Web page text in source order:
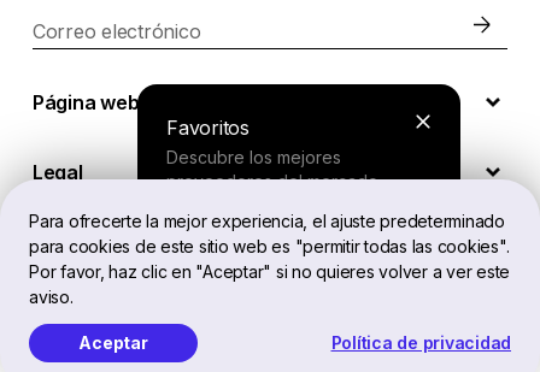
Para ofrecerte la mejor experiencia, el ajuste predeterminado
para cookies de este sitio web es "permitir todas las cookies".
Por favor, haz clic en "Aceptar" si no quieres volver a ver este
aviso.
Aceptar Política de privacidad
Favoritos
Descubre los mejores
proveedores del mercado.
Buscador
y recibe una recomendación
personalizada.
Correo electrónico
Página web
Legal
ES
Softailed™ Todos los derechos reservados, 2026